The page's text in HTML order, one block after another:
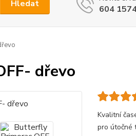
Hledat
604
dřevo
Kvalitní
pro útočné